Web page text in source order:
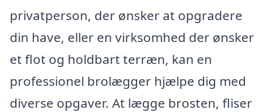
privatperson, der ønsker at opgradere
din have, eller en virksomhed der ønsker
et flot og holdbart terræn, kan en
professionel brolægger hjælpe dig med
diverse opgaver. At lægge brosten, fliser